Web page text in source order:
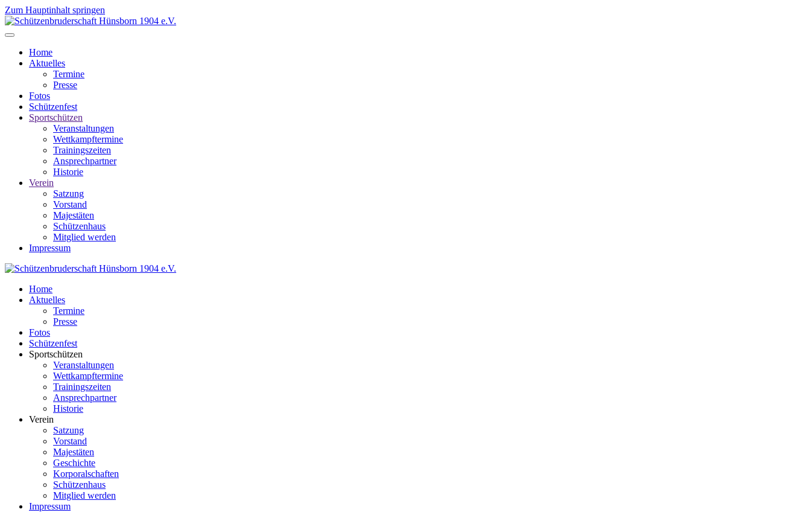
Zum Hauptinhalt springen
Home
Aktuelles
Termine
Presse
Fotos
Schützenfest
Sportschützen
Veranstaltungen
Wettkampftermine
Trainingszeiten
Ansprechpartner
Historie
Verein
Satzung
Vorstand
Majestäten
Schützenhaus
Mitglied werden
Impressum
Home
Aktuelles
Termine
Presse
Fotos
Schützenfest
Sportschützen
Veranstaltungen
Wettkampftermine
Trainingszeiten
Ansprechpartner
Historie
Verein
Satzung
Vorstand
Majestäten
Geschichte
Korporalschaften
Schützenhaus
Mitglied werden
Impressum